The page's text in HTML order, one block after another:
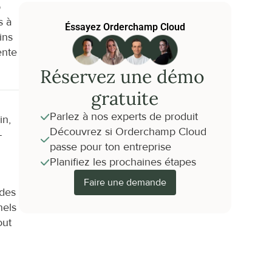
à
Éssayez Orderchamp Cloud
Réservez une démo
gratuite
Parlez à nos experts de produit
Découvrez si Orderchamp Cloud
passe pour ton entreprise
Planifiez les prochaines étapes
Faire une demande